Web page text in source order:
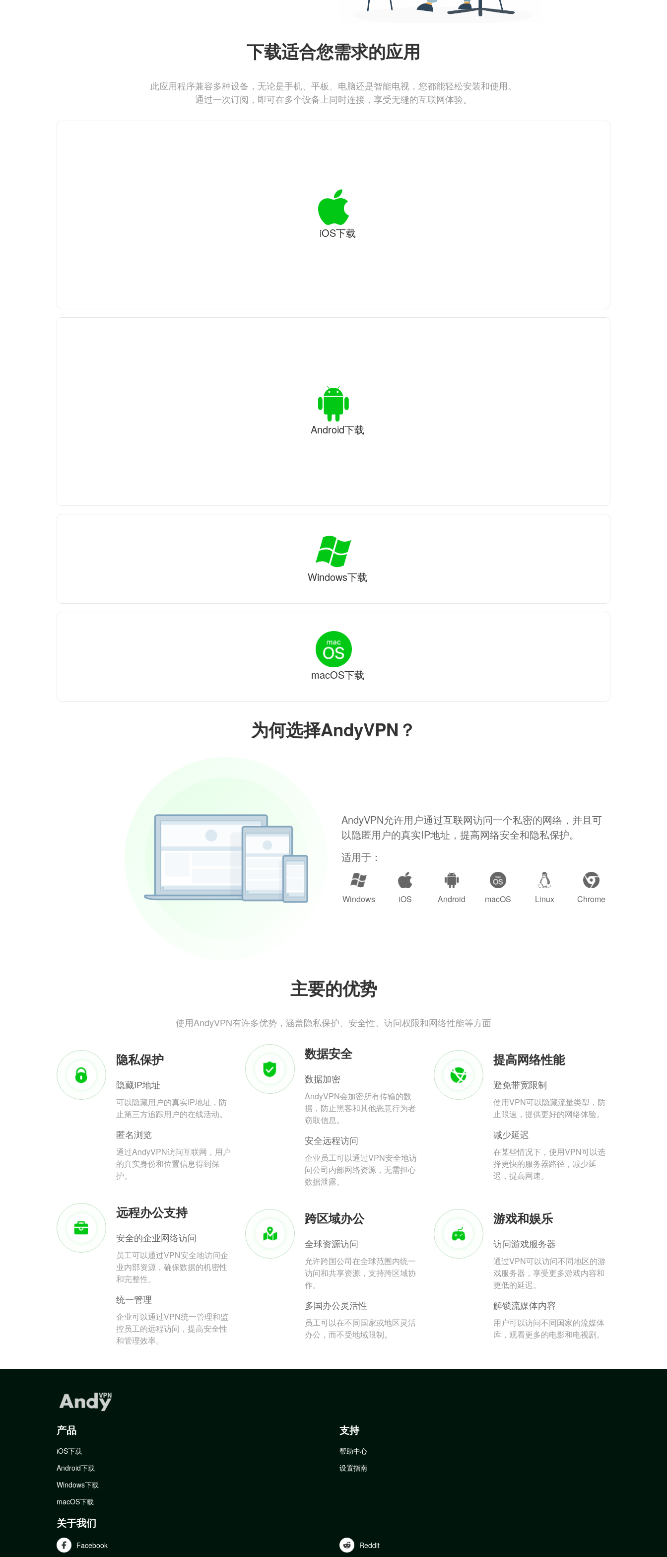
为何选择AndyVPN？
AndyVPN允许用户通过互联网访问一个私密的网络，并且可
以隐匿用户的真实IP地址，提高网络安全和隐私保护。
适用于：
Windows iOS Android macOS Linux Chrome
主要的优势
使用AndyVPN有许多优势，涵盖隐私保护、安全性、访问权限和网络性能等方面
隐私保护
隐藏IP地址
可以隐藏用户的真实IP地址，防
止第三方追踪用户的在线活动。
匿名浏览
通过AndyVPN访问互联网，用户
的真实身份和位置信息得到保
护。
数据安全
数据加密
AndyVPN会加密所有传输的数
据，防止黑客和其他恶意行为者
窃取信息。
安全远程访问
企业员工可以通过VPN安全地访
问公司内部网络资源，无需担心
数据泄露。
提高网络性能
避免带宽限制
使用VPN可以隐藏流量类型，防
止限速，提供更好的网络体验。
减少延迟
在某些情况下，使用VPN可以选
择更快的服务器路径，减少延
迟，提高网速。
远程办公支持
安全的企业网络访问
员工可以通过VPN安全地访问企
业内部资源，确保数据的机密性
和完整性。
统一管理
企业可以通过VPN统一管理和监
控员工的远程访问，提高安全性
和管理效率。
跨区域办公
全球资源访问
允许跨国公司在全球范围内统一
访问和共享资源，支持跨区域协
作。
多国办公灵活性
员工可以在不同国家或地区灵活
办公，而不受地域限制。
游戏和娱乐
访问游戏服务器
通过VPN可以访问不同地区的游
戏服务器，享受更多游戏内容和
更低的延迟。
解锁流媒体内容
用户可以访问不同国家的流媒体
库，观看更多的电影和电视剧。
下载适合您需求的应用
此应用程序兼容多种设备，无论是手机、平板、电脑还是智能电视，您都能轻松安装和使用。
通过一次订阅，即可在多个设备上同时连接，享受无缝的互联网体验。
iOS下载
Android下载
Windows下载
macOS下载
产品
iOS下载
Android下载
Windows下载
macOS下载
支持
帮助中心
设置指南
关于我们
Facebook Reddit